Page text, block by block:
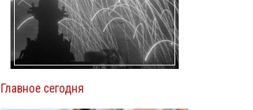
Главное сегодня